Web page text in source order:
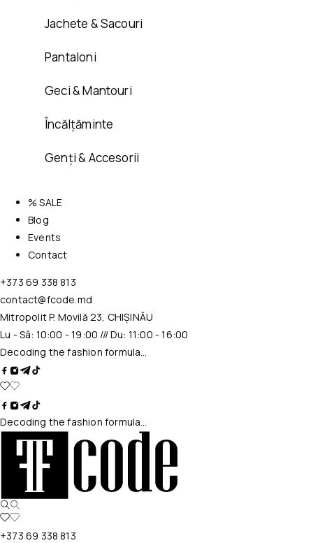
Jachete & Sacouri
Pantaloni
Geci & Mantouri
Încălțăminte
Genți & Accesorii
% SALE
Blog
Events
Contact
+373 69 338 813
contact@fcode.md
Mitropolit P. Movilă 23, CHIȘINĂU
Lu - Sâ: 10:00 - 19:00 /// Du: 11:00 - 16:00
Decoding the fashion formula…
Decoding the fashion formula…
+373 69 338 813